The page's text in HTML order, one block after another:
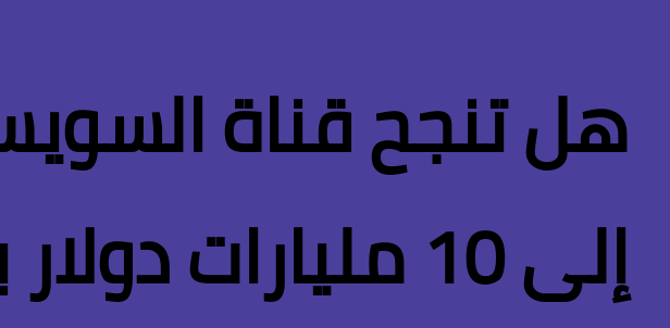
هل تنجح قناة
إلى 10 مليارات دولار بحلول 2028؟